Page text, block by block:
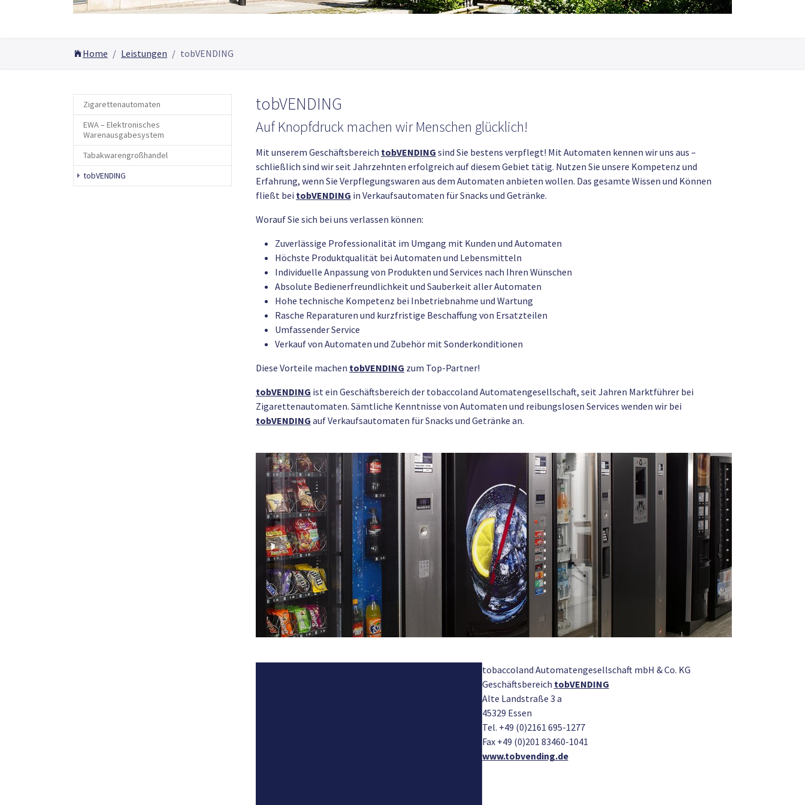
Home Leistungen tobVENDING
tobVENDING
Auf Knopfdruck machen wir Menschen glücklich!
Mit unserem Geschäftsbereich tobVENDING sind Sie bestens verpflegt! Mit Automaten kennen wir uns aus –
schließlich sind wir seit Jahrzehnten erfolgreich auf diesem Gebiet tätig. Nutzen Sie unsere Kompetenz und
Erfahrung, wenn Sie Verpflegungswaren aus dem Automaten anbieten wollen. Das gesamte Wissen und Können
fließt bei tobVENDING in Verkaufsautomaten für Snacks und Getränke.
Worauf Sie sich bei uns verlassen können:
Zuverlässige Professionalität im Umgang mit Kunden und Automaten
Höchste Produktqualität bei Automaten und Lebensmitteln
Individuelle Anpassung von Produkten und Services nach Ihren Wünschen
Absolute Bedienerfreundlichkeit und Sauberkeit aller Automaten
Hohe technische Kompetenz bei Inbetriebnahme und Wartung
Rasche Reparaturen und kurzfristige Beschaffung von Ersatzteilen
Umfassender Service
Verkauf von Automaten und Zubehör mit Sonderkonditionen
Diese Vorteile machen tobVENDING zum Top-Partner!
tobVENDING ist ein Geschäftsbereich der tobaccoland Automatengesellschaft, seit Jahren Marktführer bei
Zigarettenautomaten. Sämtliche Kenntnisse von Automaten und reibungslosen Services wenden wir bei
tobVENDING auf Verkaufsautomaten für Snacks und Getränke an.
tobaccoland Automatengesellschaft mbH & Co. KG
Geschäftsbereich tobVENDING
Alte Landstraße 3 a
45329 Essen
Tel. +49 (0)2161 695-1277
Fax +49 (0)201 83460-1041
www.tobvending.de
Zigarettenautomaten
EWA – Elektronisches
Warenausgabesystem
Tabakwarengroßhandel
tobVENDING